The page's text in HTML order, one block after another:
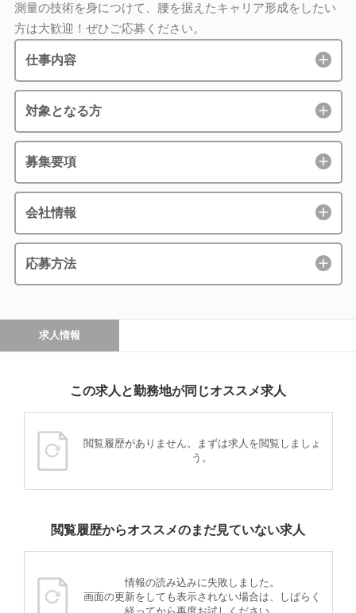
測量の技術を身につけて、腰を据えたキャリア形成をしたい
方は大歓迎！ぜひご応募ください。
仕事内容
対象となる方
募集要項
会社情報
応募方法
求人情報
この求人と勤務地が同じオススメ求人
閲覧履歴がありません。まずは求人を閲覧しましょ
う。
閲覧履歴からオススメのまだ見ていない求人
情報の読み込みに失敗しました。
画面の更新をしても表示されない場合は、しばらく